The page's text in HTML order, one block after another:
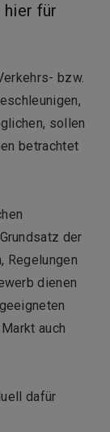
hier für
bzw.
sollen
betrachtet
der
Regelungen
dienen
auch
dafür